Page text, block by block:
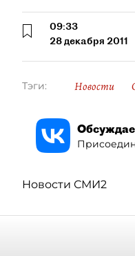
09:33
28 декабря 2011
Тэги: Новости
Новости СМИ2